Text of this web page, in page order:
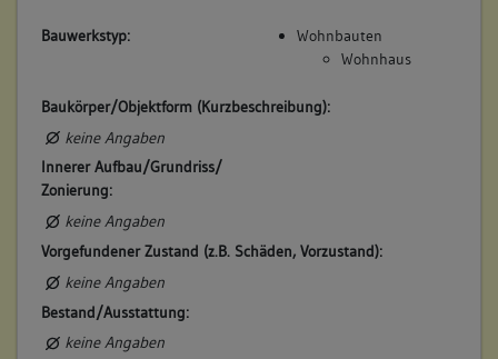
Bauwerkstyp:
Wohnbauten
Wohnhaus
Baukörper/Objektform (Kurzbeschreibung):
keine Angaben
Innerer Aufbau/Grundriss/
Zonierung:
keine Angaben
Vorgefundener Zustand (z.B. Schäden, Vorzustand):
keine Angaben
Bestand/Ausstattung:
keine Angaben